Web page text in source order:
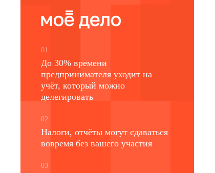
01
До 30% времени
предпринимателя уходит на
учёт, который можно
делегировать
02
Налоги, отчёты могут сдаваться
вовремя без вашего участия
03